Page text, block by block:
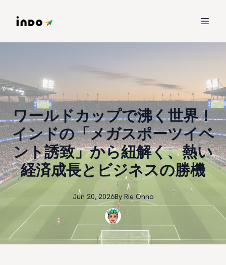
ワールドカップで沸く世界！
インドの「メガスポーツイベ
ント誘致」から紐解く、熱い
経済成長とビジネスの勝機
Jun 20, 2026By Rie Ohno